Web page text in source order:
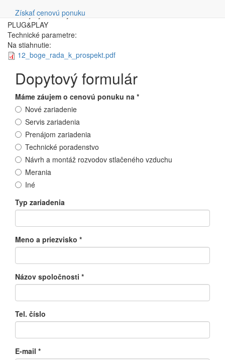
Získať cenovú ponuku
Bezolejový stlačený vzduch
PLUG&PLAY
Technické parametre:
Na stiahnutie:
12_boge_rada_k_prospekt.pdf
Dopytový formulár
Máme záujem o cenovú ponuku na *
Nové zariadenie
Servis zariadenia
Prenájom zariadenia
Technické poradenstvo
Návrh a montáž rozvodov stlačeného vzduchu
Merania
Iné
Typ zariadenia
Meno a priezvisko *
Názov spoločnosti *
Tel. číslo
E-mail *